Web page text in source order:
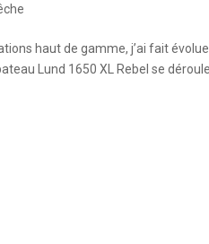
haut de gamme, j’ai fait
Lund 1650 XL Rebel se